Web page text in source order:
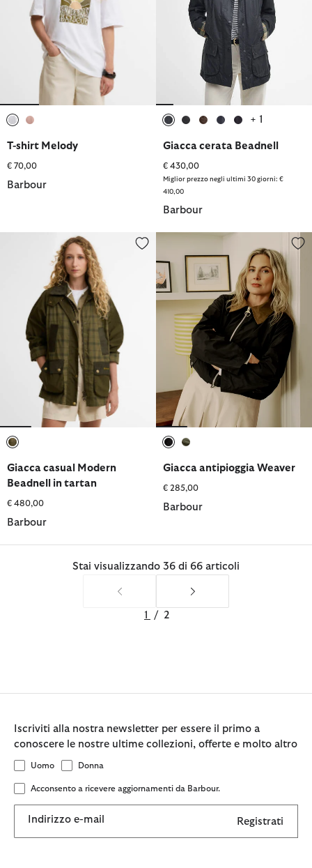
T-shirt Melody
€ 70,00
Barbour
+ 1
Giacca cerata Beadnell
€ 430,00
Miglior prezzo negli ultimi 30 giorni: €
410,00
Barbour
Giacca casual Modern Beadnell in tartan
Giacca casual Modern
Beadnell in tartan
€ 480,00
Barbour
Giacca antipioggia Weaver
Giacca antipioggia Weaver
€ 285,00
Barbour
Stai visualizzando 36 di 66 articoli
1 / 2
Iscriviti alla nostra newsletter per essere il primo a
conoscere le nostre ultime collezioni, offerte e molto altro
Uomo Donna
Acconsento a ricevere aggiornamenti da Barbour.
Indirizzo e-mail Registrati